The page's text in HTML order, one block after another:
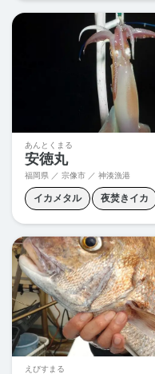
あんとくまる
安徳丸
福岡県 ／ 宗像市 ／ 神湊漁港
イカメタル 夜焚きイカ
えびすまる